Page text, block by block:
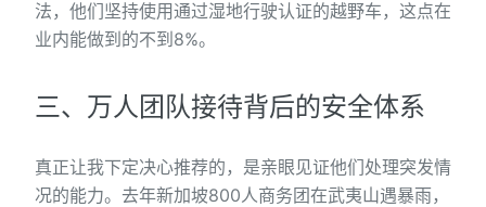
法，他们坚持使用通过湿地行驶认证的越野车，这点在
业内能做到的不到8%。
三、万人团队接待背后的安全体系
真正让我下定决心推荐的，是亲眼见证他们处理突发情
况的能力。去年新加坡800人商务团在武夷山遇暴雨，